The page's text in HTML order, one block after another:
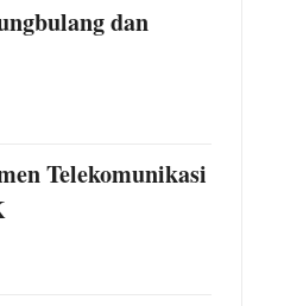
dan
Telekomunikasi